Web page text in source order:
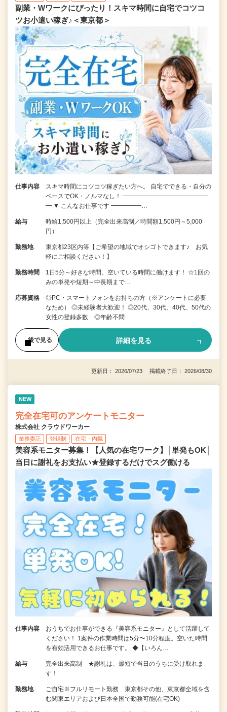
副業・Wワークにぴったり！スキマ時間に自宅でコツコ
ツお小遣い稼ぎ♪＜東京都＞
仕事内容
スキマ時間にコツコツ稼ぎたい方へ。 自宅でできる・自分の
ペースでOK・ノルマなし！ ━━━━━━━━━━━━━━
━ ▼ こんなお仕事です ━━━━━…
給与
時給1,500円以上（完全出来高制／時間額1,500円～5,000
円）
勤務地
東京都23区内等【ご希望の地域でオシゴトできます♪ お気
軽にご相談ください！】
勤務時間
1日5分～好きな時間、空いている時間に働けます！ ☆1回の
みの単発や短期～中長期まで…
応募資格
◎PC・スマートフォンをお持ちの方（※アンケートに必要
なため） ◎未経験者大歓迎！ ◎20代、30代、40代、50代の
女性の登録多数 ◎年齢不問
後で見る 詳細を見る
更新日： 2026/07/23 掲載終了日： 2026/08/30
NEW
完全在宅可のアンケートモニター
株式会社 クラウドワーカー
業務委託 登録制 在宅・内職
美容系モニター募集！【人気の在宅ワーク】│単発もOK│
当日に謝礼をお支払い★登録するだけでスグ働ける
仕事内容
おうちでお仕事ができる『美容系モニター』として活躍して
ください！ 1案件の作業時間は5分〜10分程度。空いた時間
を有効活用できるお仕事です。 ◆【いろん…
給与
完全出来高制 ★謝礼は、最短で当日のうちに受け取れま
す！
勤務地
ご自宅※フルリモート勤務 東京都その他、東京都全域を含
む関東エリアおよび日本全国で勤務可能(在宅OK)